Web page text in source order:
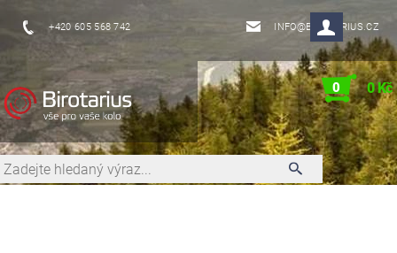
+420 605 568 742 INFO@BIROTARIUS.CZ
0 0 Kč